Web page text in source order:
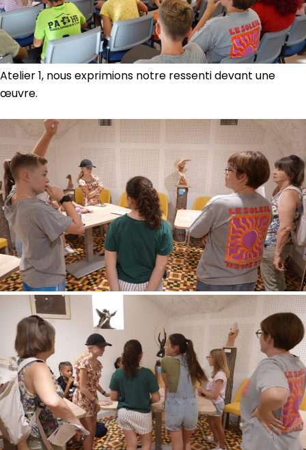
Atelier 1, nous exprimions notre ressenti devant une
œuvre.